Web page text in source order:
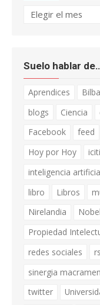
Archivo
Suelo hablar
Aprendices
blogs
Ciencia
Facebook
feed
Hoy por Hoy
inteligencia
libro
Libros
Nirelandia
Propiedad
redes sociales
sinergia
twitter